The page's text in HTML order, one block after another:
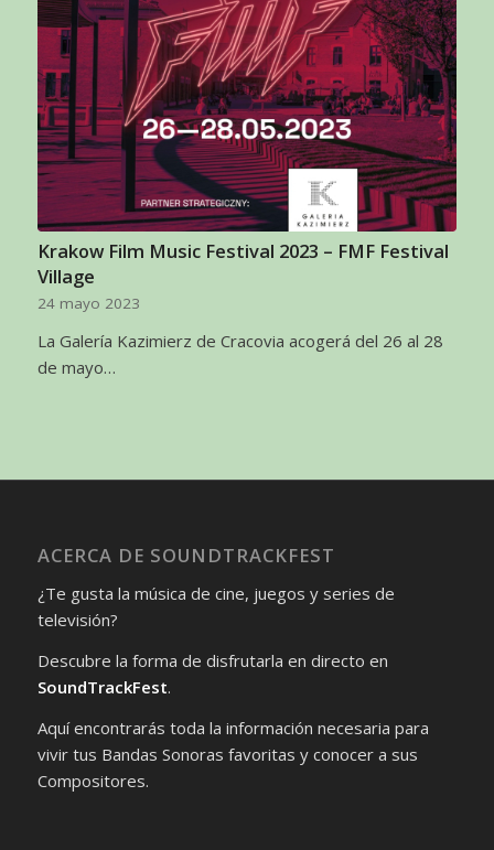
Krakow Film Music Festival 2023 – FMF Festival
Village
24 mayo 2023
La Galería Kazimierz de Cracovia acogerá del 26 al 28
de mayo…
ACERCA DE SOUNDTRACKFEST
¿Te gusta la música de cine, juegos y series de
televisión?
Descubre la forma de disfrutarla en directo en
SoundTrackFest.
Aquí encontrarás toda la información necesaria para
vivir tus Bandas Sonoras favoritas y conocer a sus
Compositores.